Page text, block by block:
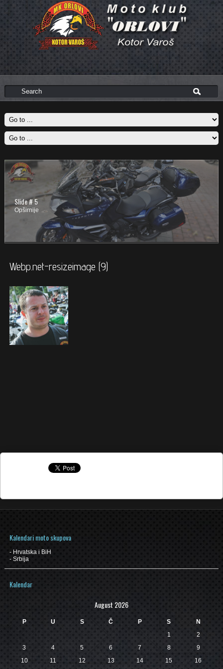
Slide # 1
Opširnije
Slide # 5
Opširnije
Webp.net-resizeimage (9)
Kalendari moto skupova
- Hrvatska i BiH
- Srbija
Kalendar
August 2026
P U S Č P S
N
1
2
3
4 5 6 7 8
9
10
11 12 13 14 15 16